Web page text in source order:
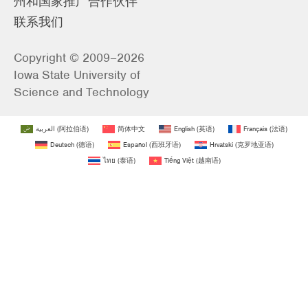
联系我们
Copyright © 2009–2026
Iowa State University of
Science and Technology
العربية (阿拉伯语) 简体中文 English (英语) Français (法语)
Deutsch(德语) Español(西班牙语) Hrvatski(克罗地亚语)
ไทย (泰语) Tiếng Việt(越南语)